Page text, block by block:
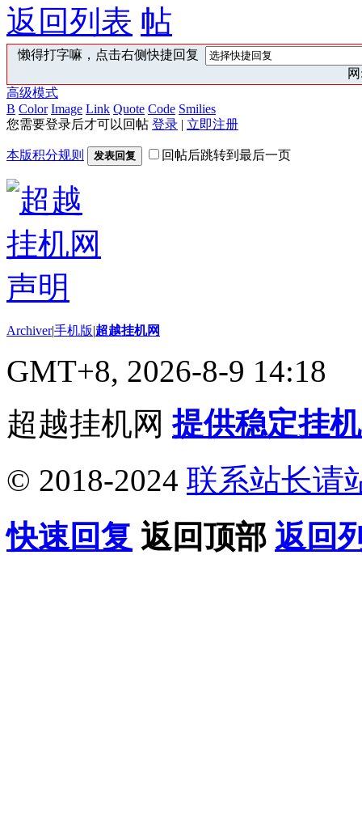
返回列表
懒得打字嘛，点击右侧快捷回复
高级模式
B Color Image Link Quote Code Smilies
您需要登录后才可以回帖 登录 | 立即注册
本版积分规则 发表回复 回帖后跳转到最后一页
Archiver|手机版|超越挂机网
GMT+8, 2026-8-9 14:18
超越挂机网提供稳定挂
© 2018-2024 联系站长请
快速回复 返回顶部 返回